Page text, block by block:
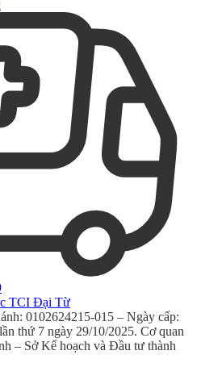
TCI Đại Từ
0102624215-015 – Ngày cấp:
thứ 7 ngày 29/10/2025. Cơ quan
– Sở Kế hoạch và Đầu tư thành